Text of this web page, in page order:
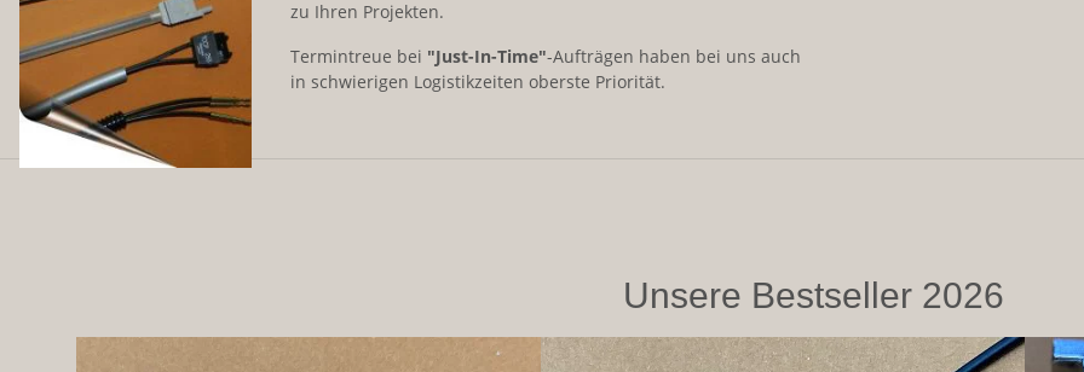
zu Ihren Projekten.
Termintreue bei "Just-In-Time"-Aufträgen haben bei uns auch
in schwierigen Logistikzeiten oberste Priorität.
Unsere Bestseller 2026